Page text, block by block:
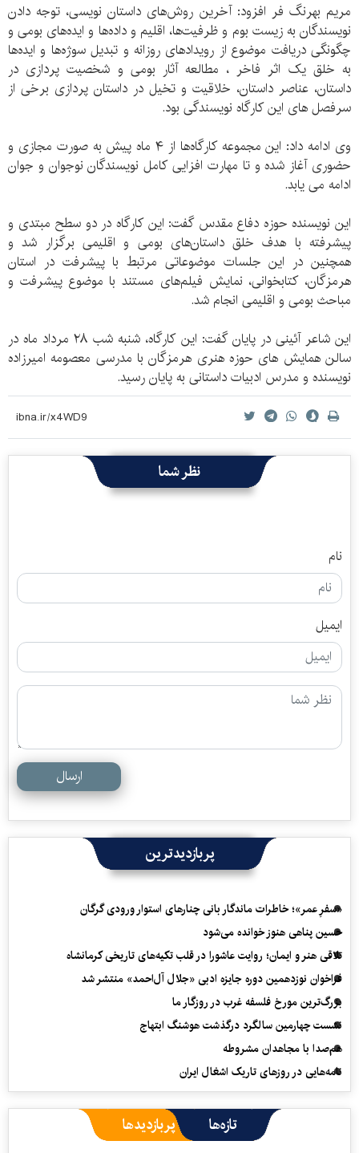
مریم بهرنگ فر افزود: آخرین روش‌های داستان نویسی، توجه دادن
نویسندگان به زیست بوم و ظرفیت‌ها، اقلیم و داده‌ها و ایده‌های بومی و
چگونگی دریافت موضوع از رویدادهای روزانه و تبدیل سوژه‌ها و ایده‌ها
به خلق یک اثر فاخر ، مطالعه آثار بومی و شخصیت پردازی در
داستان، عناصر داستان، خلاقیت و تخیل در داستان پردازی برخی از
سرفصل های این کارگاه نویسندگی بود.
وی ادامه داد: این مجموعه کارگاه‌ها از ۴ ماه پیش به صورت مجازی و
حضوری آغاز شده و تا مهارت افزایی کامل نویسندگان نوجوان و جوان
ادامه می یابد.
این نویسنده حوزه دفاع مقدس گفت: این کارگاه در دو سطح مبتدی و
پیشرفته با هدف خلق داستان‌های بومی و اقلیمی برگزار شد و
همچنین در این جلسات موضوعاتی مرتبط با پیشرفت در استان
هرمزگان، کتابخوانی، نمایش فیلم‌های مستند با موضوع پیشرفت و
مباحث بومی و اقلیمی انجام شد.
این شاعر آئینی در پایان گفت: این کارگاه، شنبه شب ۲۸ مرداد ماه در
سالن همایش های حوزه هنری هرمزگان با مدرسی معصومه امیرزاده
نویسنده و مدرس ادبیات داستانی به پایان رسید.
نظر شما
نام
ایمیل
ارسال
پربازدیدترین
«سفرِ عمر»؛ خاطرات ماندگار بانی چنارهای استوار ورودی گرگان
حسین پناهی هنوز خوانده می‌شود
تلاقی هنر و ایمان؛ روایت عاشورا در قلب تکیه‌های تاریخی کرمانشاه
فراخوان نوزدهمین دوره جایزه ادبی «جلال آل‌احمد» منتشر شد
بزرگ‌ترین مورخ فلسفه غرب در روزگار ما
نشست چهارمین سالگرد درگذشت هوشنگ ابتهاج
هم‌صدا با مجاهدان مشروطه
نامه‌هایی در روزهای تاریک اشغال ایران
تازه‌ها پربازدیدها